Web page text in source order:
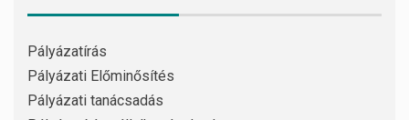
Pályázatírás
Pályázati Előminősítés
Pályázati tanácsadás